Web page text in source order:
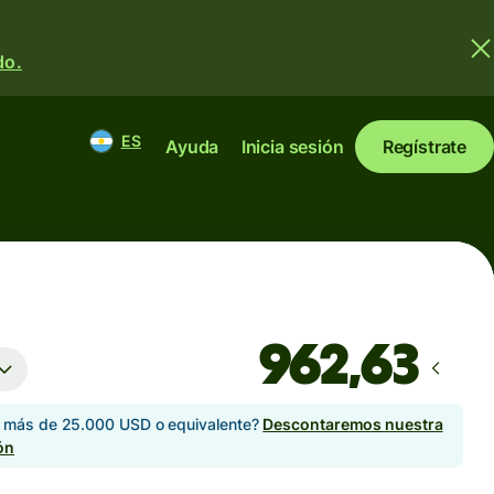
ES Ayuda Inicia sesión Regístrate
más de 25.000 USD o equivalente? Descontaremos nuestra